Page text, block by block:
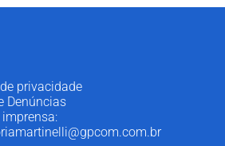
privacidade
Denúncias